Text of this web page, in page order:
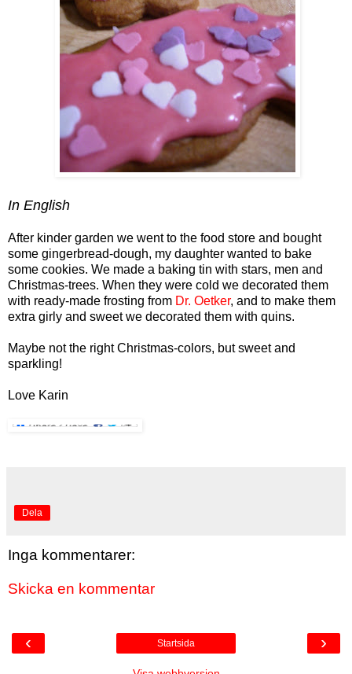
In English
After kinder garden we went to the food store and bought
some gingerbread-dough, my daughter wanted to bake
some cookies. We made a baking tin with stars, men and
Christmas-trees. When they were cold we decorated them
with ready-made frosting from Dr. Oetker, and to make them
extra girly and sweet we decorated them with quins.
Maybe not the right Christmas-colors, but sweet and
sparkling!
Love Karin
Dela
Inga kommentarer:
Skicka en kommentar
‹ ›
Startsida